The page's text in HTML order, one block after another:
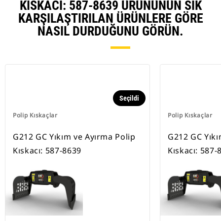
KISKACI: 587-8639 ÜRÜNÜNÜN SIK
KARŞILAŞTIRILAN ÜRÜNLERE GÖRE
NASIL DURDUĞUNU GÖRÜN.
Polip Kıskaçlar
Seçildi
G212 GC Yıkım ve Ayırma Polip
Kıskacı: 587-8639
Polip Kıskaçlar
G212 GC
Kıskacı: 587-